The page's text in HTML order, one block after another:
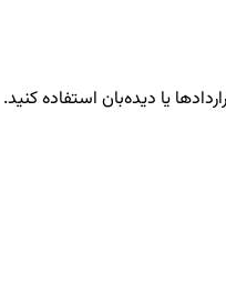
یا دیده‌بان استفاده کنید.